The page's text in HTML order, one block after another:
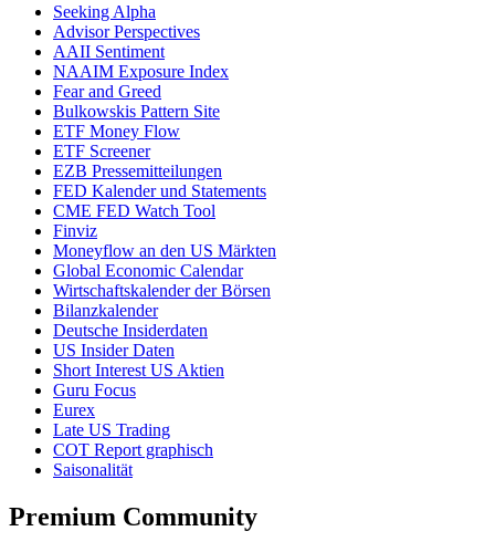
Seeking Alpha
Advisor Perspectives
AAII Sentiment
NAAIM Exposure Index
Fear and Greed
Bulkowskis Pattern Site
ETF Money Flow
ETF Screener
EZB Pressemitteilungen
FED Kalender und Statements
CME FED Watch Tool
Finviz
Moneyflow an den US Märkten
Global Economic Calendar
Wirtschaftskalender der Börsen
Bilanzkalender
Deutsche Insiderdaten
US Insider Daten
Short Interest US Aktien
Guru Focus
Eurex
Late US Trading
COT Report graphisch
Saisonalität
Premium Community